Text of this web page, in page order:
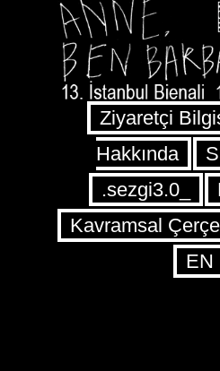
Loading...
Ziyaretçi
Hakkında
.sezgi3.0_
Kavramsal
EN